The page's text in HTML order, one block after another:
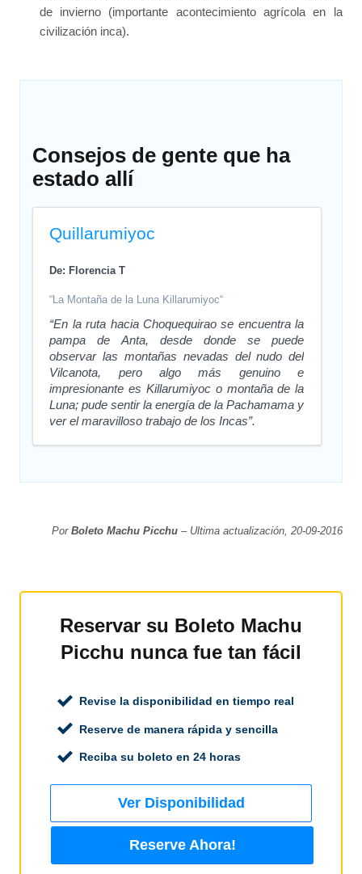
de invierno (importante acontecimiento agrícola en la
civilización inca).
Consejos de gente que ha
estado allí
Quillarumiyoc
De: Florencia T
“La Montaña de la Luna Killarumiyoc“
“En la ruta hacia Choquequirao se encuentra la
pampa de Anta, desde donde se puede
observar las montañas nevadas del nudo del
Vilcanota, pero algo más genuino e
impresionante es Killarumiyoc o montaña de la
Luna; pude sentir la energía de la Pachamama y
ver el maravilloso trabajo de los Incas”.
Por Boleto Machu Picchu– Ultima actualización, 20-09-2016
Reservar su Boleto Machu
Picchu nunca fue tan fácil
Revise la disponibilidad en tiempo real
Reserve de manera rápida y sencilla
Reciba su boleto en 24 horas
Ver Disponibilidad
Reserve Ahora!